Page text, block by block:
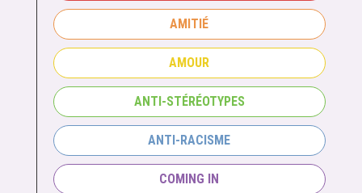
AMITIÉ
AMOUR
ANTI-STÉRÉOTYPES
ANTI-RACISME
COMING IN